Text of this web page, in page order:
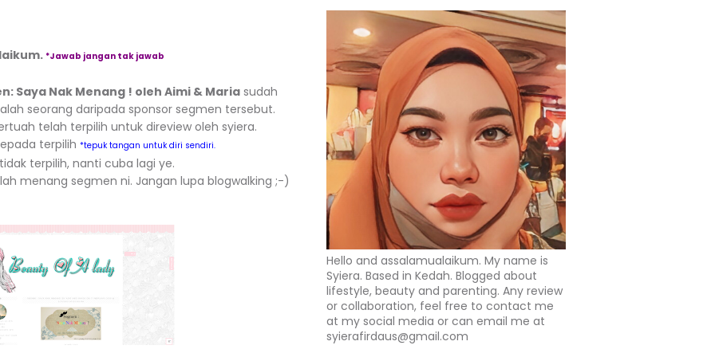
*Jawab jangan tak jawab
Saya Nak Menang ! oleh Aimi & Mariasudah
seorang daripada sponsor segmen tersebut.
telah terpilih untuk direview oleh syiera.
terpilih *tepuk tangan untuk diri sendiri.
terpilih, nanti cuba lagi ye.
menang segmen ni. Jangan lupa blogwalking ;-)
Hello and assalamualaikum. My name is
Syiera. Based in Kedah. Blogged about
lifestyle, beauty and parenting. Any review
or collaboration, feel free to contact me
at my social media or can email me at
syierafirdaus@gmail.com